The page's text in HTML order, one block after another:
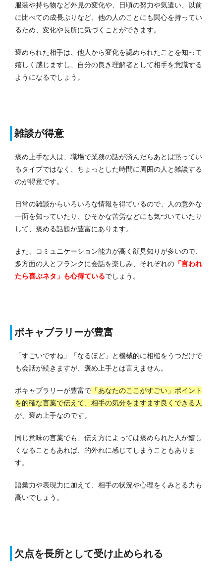
服装や持ち物など外見の変化や、日頃の努力や気遣い、以前
に比べての成長ぶりなど、他の人のことにも関心を持ってい
るため、変化や長所に気づくことができます。
褒められた相手は、他人から変化を認められたことを知って
嬉しく感じますし、自分の良き理解者として相手を意識する
ようになるでしょう。
雑談が得意
褒め上手な人は、職場で業務の話が済んだらあとは黙ってい
るタイプではなく、ちょっとした時間に周囲の人と雑談する
のが得意です。
日常の雑談からいろいろな情報を得ているので、人の意外な
一面を知っていたり、ひそかな苦労などにも気づいていたり
して、褒める話題が豊富にあります。
また、コミュニケーション能力が高く顔見知りが多いので、
多方面の人とフランクに会話を楽しみ、それぞれの 「言われ
たら喜ぶネタ」も心得ているでしょう。
ボキャブラリーが豊富
「すごいですね」「なるほど」と機械的に相槌をうつだけで
も会話が続きますが、褒め上手とは言えません。
ボキャブラリーが豊富で 「あなたのここがすごい」ポイント
を的確な言葉で伝えて、相手の気分をますます良くできる人
が、褒め上手なのです。
同じ意味の言葉でも、伝え方によっては褒められた人が嬉し
くなることもあれば、的外れに感じてしまうこともありま
す。
語彙力や表現力に加えて、相手の状況や心理をくみとる力も
高いでしょう。
欠点を長所として受け止められる